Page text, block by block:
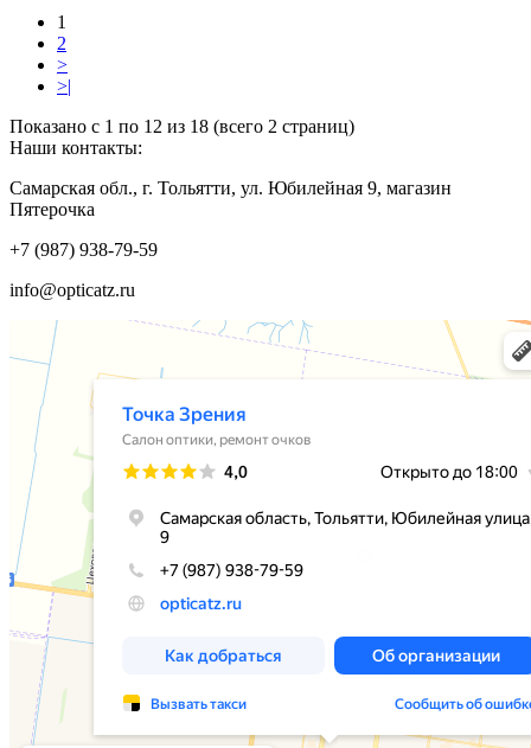
1
2
>
>|
Показано с 1 по 12 из 18 (всего 2 страниц)
Наши контакты:
Самарская обл., г. Тольятти, ул. Юбилейная 9, магазин
Пятерочка
+7 (987) 938-79-59
info@opticatz.ru